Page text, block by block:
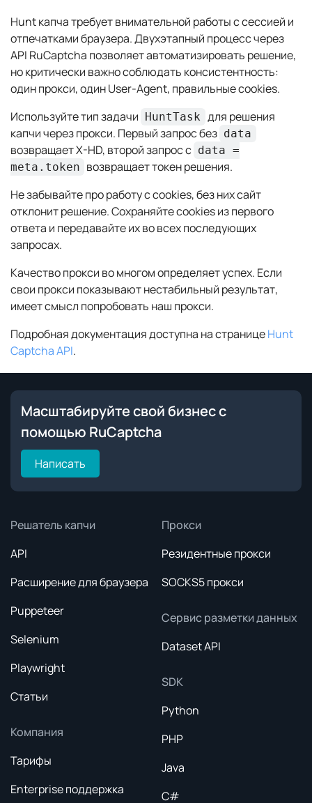
Hunt капча требует внимательной работы с сессией и
отпечатками браузера. Двухэтапный процесс через
API RuCaptcha позволяет автоматизировать решение,
но критически важно соблюдать консистентность:
один прокси, один User-Agent, правильные cookies.
Используйте тип задачи HuntTask для решения
капчи через прокси. Первый запрос без data
возвращает X-HD, второй запрос с data =
meta.token возвращает токен решения.
Не забывайте про работу с cookies, без них сайт
отклонит решение. Сохраняйте cookies из первого
ответа и передавайте их во всех последующих
запросах.
Качество прокси во многом определяет успех. Если
свои прокси показывают нестабильный результат,
имеет смысл попробовать наш прокси.
Подробная документация доступна на страницеHunt
Captcha API.
Масштабируйте свой бизнес с
помощью RuCaptcha
Написать
Решатель капчи
API
Расширение для браузера
Puppeteer
Selenium
Playwright
Статьи
Компания
Тарифы
Enterprise поддержка
Прокси
Резидентные прокси
SOCKS5 прокси
Сервис разметки данных
Dataset API
SDK
Python
PHP
Java
C#